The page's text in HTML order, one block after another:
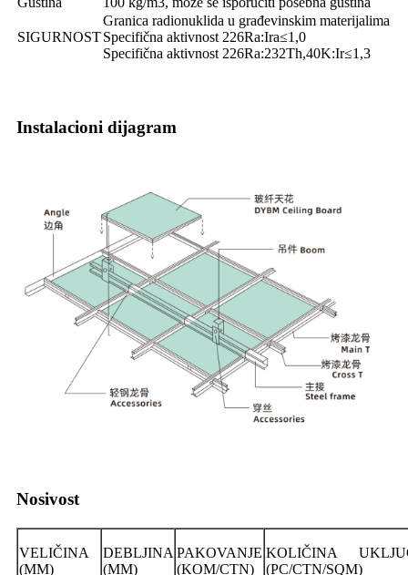
SIGURNOST
Granica radionuklida u građevinskim materijalima
Specifična aktivnost 226Ra:Ira≤1,0
Specifična aktivnost 226Ra:232Th,40K:Ir≤1,3
Instalacioni dijagram
Nosivost
VELIČINA
(MM)
DEBLJINA
(MM)
PAKOVANJE
(KOM/CTN)
KOLIČINA
(PC/CTN/SQM)